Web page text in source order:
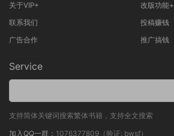
关于VIP+
联系我们
广告合作
改版功能+
投稿赚钱
推广搞钱
Service
支持简体关键词搜索繁体书籍，支持全文搜索
加入QQ一群： 1076377809（验证: bwsf）